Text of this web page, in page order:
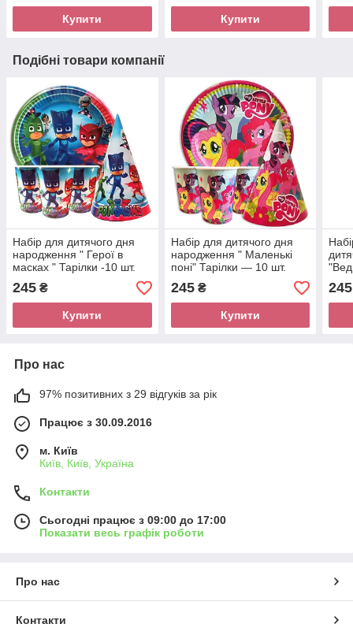
Купити Купити
Подібні товари компанії
Набір для дитячого дня
народження " Герої в
масках " Тарілки -10 шт.
Стаканчики — 10 шт.
Ковпачки — 10 шт.
245 ₴
Купити
Набір для дитячого дня
народження " Маленькі
поні" Тарілки — 10 шт.
Стаканчики — 10 шт.
Ковпачки — 10 шт.
245₴
Купити
—
шт.
245
Про нас
97% позитивних з 29 відгуків за рік
Працює з 30.09.2016
м. Київ
Київ, Київ, Україна
Контакти
Сьогодні працює з 09:00 до 17:00
Показати весь графік роботи
Про нас
Контакти